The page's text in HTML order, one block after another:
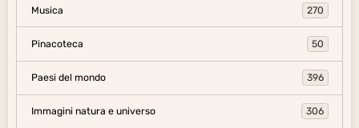
Musica 270
Pinacoteca 50
Paesi del mondo 396
Immagini natura e universo 306